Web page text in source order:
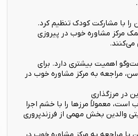
را با مشارکت کودک تنظیم کرد.
مرکز مشاوره خوب در پیروزی
می‌کنند.
اهمیت بیشتری دارد. برای
مراجعه به مرکز مشاوره خوب در
در مرزگذاری
معمولاً مرزها را با خشم اجرا
والدین بخش مهمی از فرزندپروری